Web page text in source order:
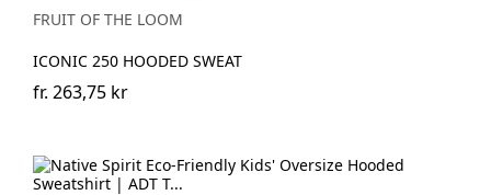
FRUIT OF THE LOOM
ICONIC 250 HOODED SWEAT
fr. 263,75 kr